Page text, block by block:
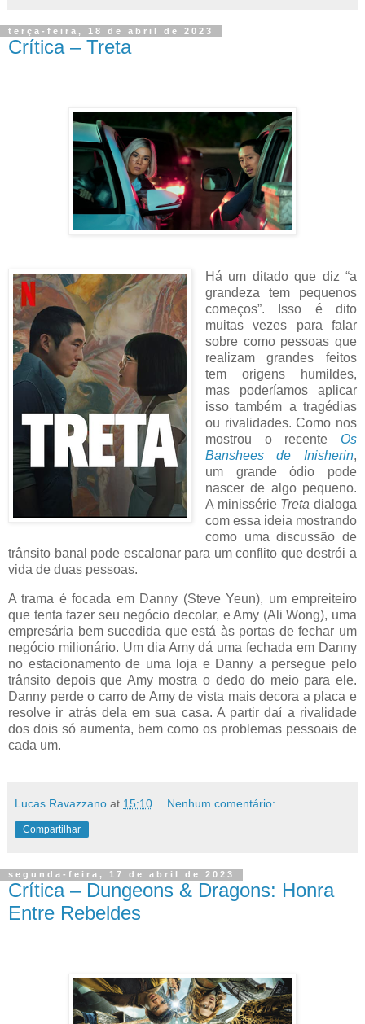
terça-feira, 18 de abril de 2023
Crítica – Treta
Há um ditado que diz “a
grandeza tem pequenos
começos”. Isso é dito
muitas vezes para falar
sobre como pessoas que
realizam grandes feitos
tem origens humildes,
mas poderíamos aplicar
isso também a tragédias
ou rivalidades. Como nos
mostrou o recente Os
Banshees de Inisherin,
um grande ódio pode
nascer de algo pequeno.
A minissérie Treta dialoga
com essa ideia mostrando
como uma discussão de
trânsito banal pode escalonar para um conflito que destrói a
vida de duas pessoas.
A trama é focada em Danny (Steve Yeun), um empreiteiro
que tenta fazer seu negócio decolar, e Amy (Ali Wong), uma
empresária bem sucedida que está às portas de fechar um
negócio milionário. Um dia Amy dá uma fechada em Danny
no estacionamento de uma loja e Danny a persegue pelo
trânsito depois que Amy mostra o dedo do meio para ele.
Danny perde o carro de Amy de vista mais decora a placa e
resolve ir atrás dela em sua casa. A partir daí a rivalidade
dos dois só aumenta, bem como os problemas pessoais de
cada um.
Lucas Ravazzano at 15:10 Nenhum comentário:
Compartilhar
segunda-feira, 17 de abril de 2023
Crítica – Dungeons & Dragons: Honra
Entre Rebeldes